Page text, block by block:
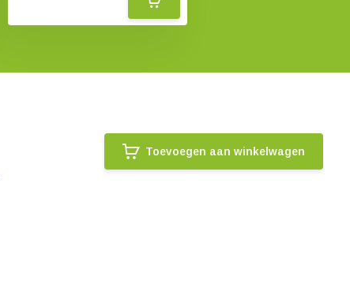
Toevoegen aan winkelwagen